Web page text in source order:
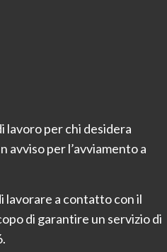
lavoro per chi desidera
per l’avviamento a
lavorare a contatto con il
di garantire un servizio di